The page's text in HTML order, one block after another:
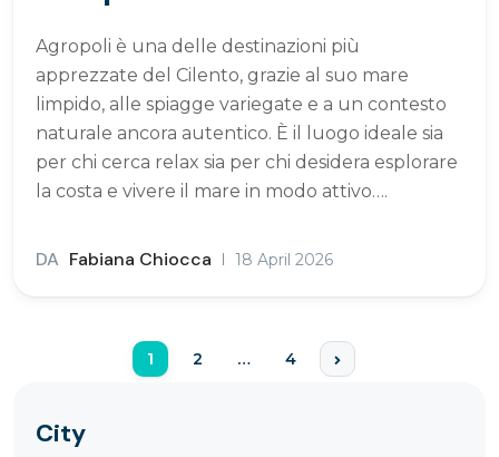
Agropoli è una delle destinazioni più
apprezzate del Cilento, grazie al suo mare
limpido, alle spiagge variegate e a un contesto
naturale ancora autentico. È il luogo ideale sia
per chi cerca relax sia per chi desidera esplorare
la costa e vivere il mare in modo attivo….
DA Fabiana Chiocca 18 April 2026
1 2 … 4
City